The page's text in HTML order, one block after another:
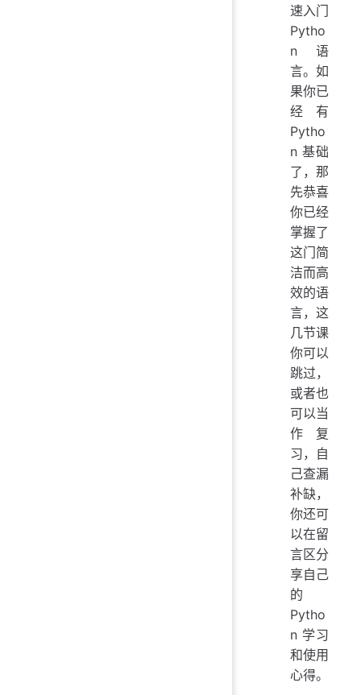
速入门
Pytho
n 语
言。如
果你已
经有
Pytho
n 基础
了，那
先恭喜
你已经
掌握了
这门简
洁而高
效的语
言，这
几节课
你可以
跳过，
或者也
可以当
作复
习，自
己查漏
补缺，
你还可
以在留
言区分
享自己
的
Pytho
n 学习
和使用
心得。